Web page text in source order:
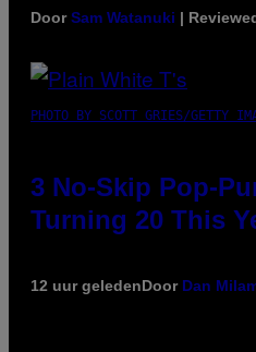
DoorSam Watanuki |
PHOTO BY SCOTT GRIES/GETTY
3 No-Skip Pop-
Turning 20 This
12 uur geledenDoor Dan